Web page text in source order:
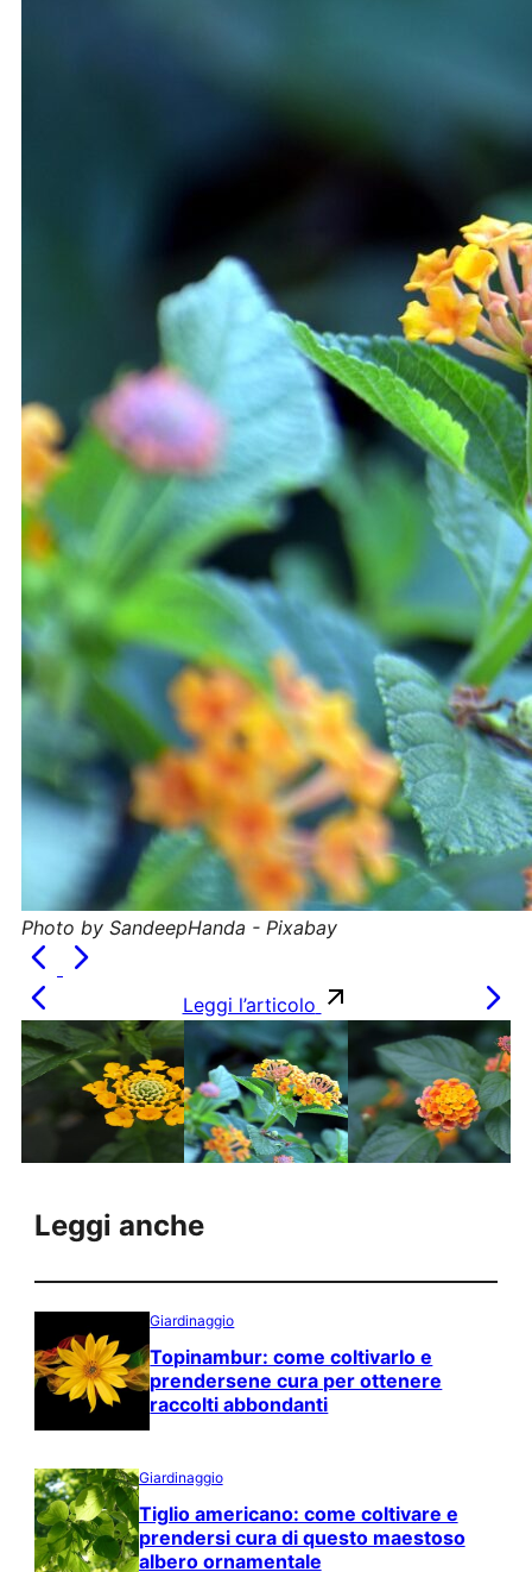
Photo by SandeepHanda - Pixabay
Leggi l’articolo
Leggi anche
Giardinaggio
Topinambur: come coltivarlo e
prendersene cura per ottenere
raccolti abbondanti
Giardinaggio
Tiglio americano: come coltivare e
prendersi cura di questo maestoso
albero ornamentale